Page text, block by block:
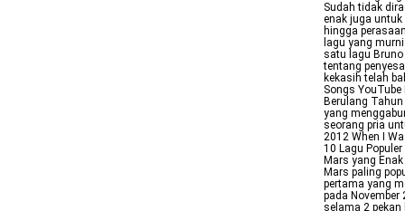
Sudah tidak
enak juga
hingga
lagu yang
satu lagu
tentang
kekasih telah
Songs
Berulang
yang
seorang pria
2012 When I
10 Lagu
Mars yang
Mars paling
pertama yang
pada
selama 2